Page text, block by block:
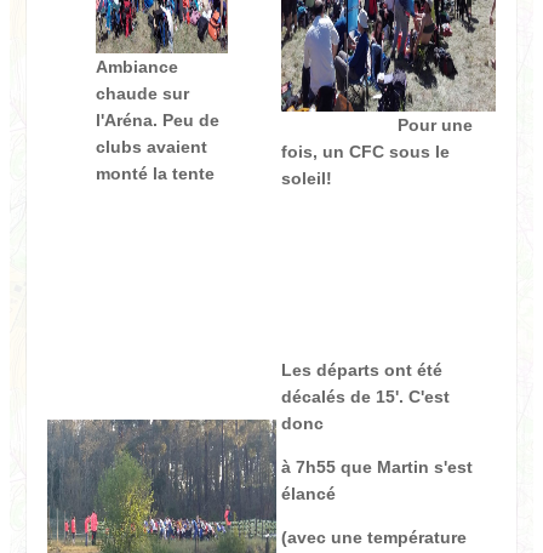
Ambiance
chaude sur
l'Aréna. Peu de
clubs avaient
monté la tente
Pour une
fois, un CFC sous le
soleil!
Les départs ont été
décalés de 15'. C'est
donc
à 7h55 que Martin s'est
élancé
(avec une température